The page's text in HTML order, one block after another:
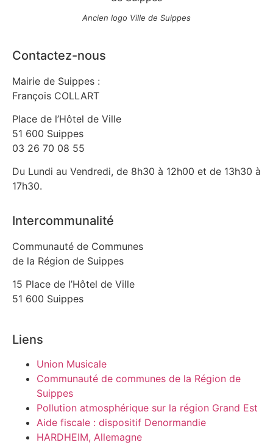
Ancien logo Ville de Suippes
Contactez-nous
Mairie de Suippes :
François COLLART
Place de l’Hôtel de Ville
51 600 Suippes
03 26 70 08 55
Du Lundi au Vendredi, de 8h30 à 12h00 et de 13h30 à
17h30.
Intercommunalité
Communauté de Communes
de la Région de Suippes
15 Place de l’Hôtel de Ville
51 600 Suippes
Liens
Union Musicale
Communauté de communes de la Région de
Suippes
Pollution atmosphérique sur la région Grand Est
Aide fiscale : dispositif Denormandie
HARDHEIM, Allemagne